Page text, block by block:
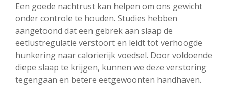
Een goede nachtrust kan helpen om ons gewicht
onder controle te houden. Studies hebben
aangetoond dat een gebrek aan slaap de
eetlustregulatie verstoort en leidt tot verhoogde
hunkering naar calorierijk voedsel. Door voldoende
diepe slaap te krijgen, kunnen we deze verstoring
tegengaan en betere eetgewoonten handhaven.